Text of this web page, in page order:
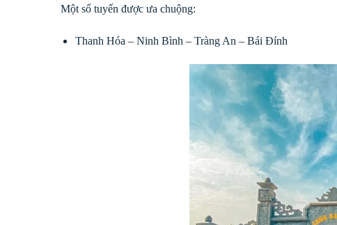
Một số tuyến được ưa chuộng:
Thanh Hóa – Ninh Bình – Tràng An – Bái Đính